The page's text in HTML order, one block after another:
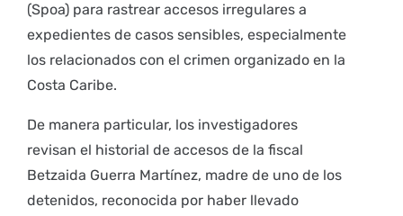
(Spoa) para rastrear accesos irregulares a
expedientes de casos sensibles, especialmente
los relacionados con el crimen organizado en la
Costa Caribe.
De manera particular, los investigadores
revisan el historial de accesos de la fiscal
Betzaida Guerra Martínez, madre de uno de los
detenidos, reconocida por haber llevado